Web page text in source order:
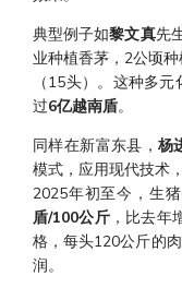
典型例子如黎文真先
业种植香茅，2公顷
（15头）。这种多
过6亿越南盾。
同样在新富东县，杨
模式，应用现代技术
2025年初至今，生
盾/100公斤，比去年
格，每头120公斤的
润。